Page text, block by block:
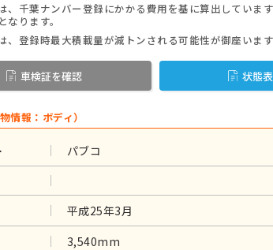
、千葉ナンバー登録にかかる費用を基に算出していま
なります。
、登録時最大積載量が減トンされる可能性が御座います
車検証を確認 状態
情報：ボディ）
パブコ
平成25年3月
3,540mm